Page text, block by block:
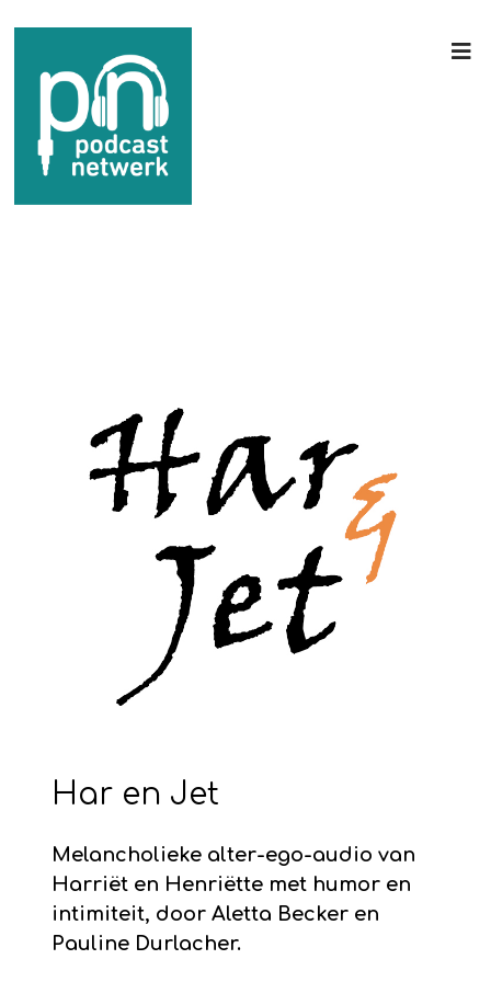
Har en Jet
Melancholieke alter-ego-audio van
Harriët en Henriëtte met humor en
intimiteit, door Aletta Becker en
Pauline Durlacher.